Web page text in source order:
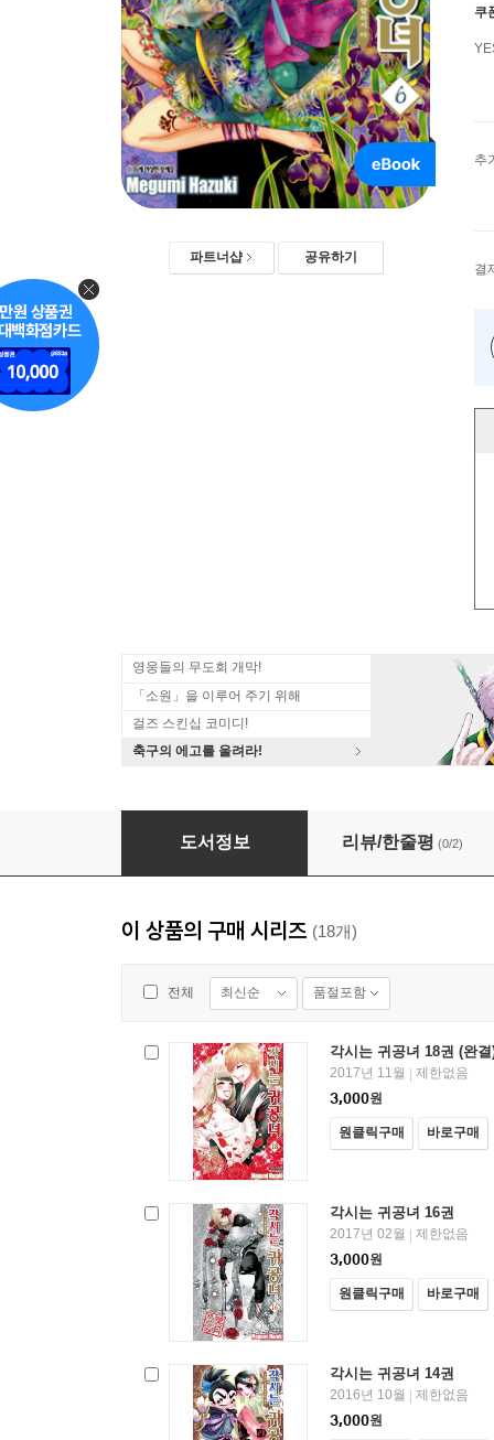
파트너샵 공유하기
쿠
추
결
영웅들의 무도회 개막!
「소원」을 이루어 주기 위해
걸즈 스킨십 코미디!
축구의 에고를 울려라!
각시는 귀공녀 06권
도서정보 리뷰/한줄평 (0/2)
이 상품의 구매 시리즈 (18개)
전체 최신순 품절포함
각시는 귀공녀 18권 (완결
2017년 11월
제한없음
3,000원
원클릭구매 바로구매
각시는 귀공녀 16권
2017년 02월
제한없음
3,000원
원클릭구매 바로구매
각시는 귀공녀 14권
2016년 10월
제한없음
3,000원